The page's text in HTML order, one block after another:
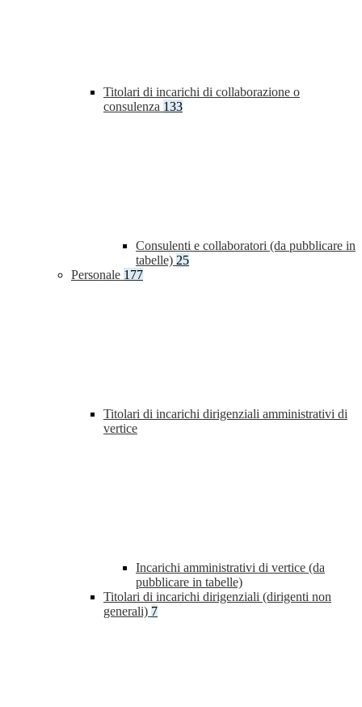
Titolari di incarichi di collaborazione o
consulenza 133
Consulenti e collaboratori (da pubblicare in
tabelle) 25
Personale 177
Titolari di incarichi dirigenziali amministrativi di
vertice
Incarichi amministrativi di vertice (da
pubblicare in tabelle)
Titolari di incarichi dirigenziali (dirigenti non
generali) 7